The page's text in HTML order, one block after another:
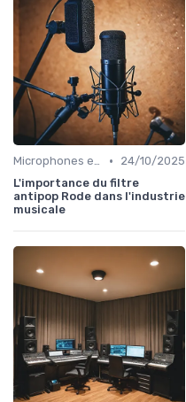
Microphones et préamplis •
24/10/2025
L'importance du filtre
antipop Rode dans l'industrie
musicale